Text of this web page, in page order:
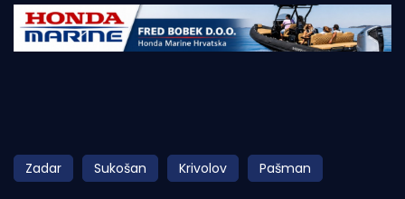
Početna
Obala
Otoci
Zadar Sukošan Krivolov Pašman